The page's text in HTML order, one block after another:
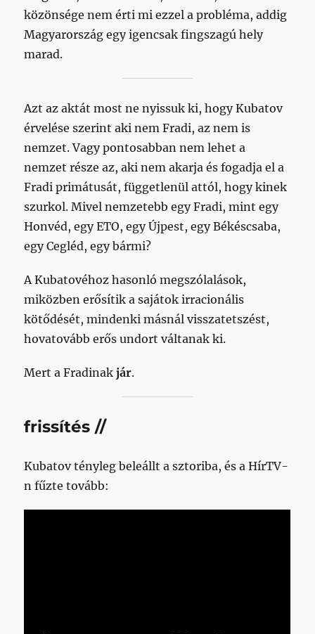
közönsége nem érti mi ezzel a probléma, addig
Magyarország egy igencsak fingszagú hely
marad.
Azt az aktát most ne nyissuk ki, hogy Kubatov
érvelése szerint aki nem Fradi, az nem is
nemzet. Vagy pontosabban nem lehet a
nemzet része az, aki nem akarja és fogadja el a
Fradi primátusát, függetlenül attól, hogy kinek
szurkol. Mivel nemzetebb egy Fradi, mint egy
Honvéd, egy ETO, egy Újpest, egy Békéscsaba,
egy Cegléd, egy bármi?
A Kubatovéhoz hasonló megszólalások,
miközben erősítik a sajátok irracionális
kötődését, mindenki másnál visszatetszést,
hovatovább erős undort váltanak ki.
Mert a Fradinakjár.
frissítés //
Kubatov tényleg beleállt a sztoriba, és a HírTV-
n fűzte tovább: